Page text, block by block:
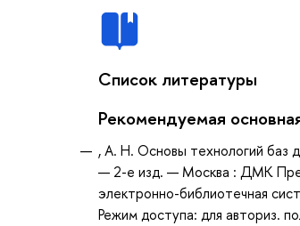
Список литературы
Рекомендуемая
, А. Н. Основы технологий баз
— 2-е изд. — Москва : ДМК
электронно-библиотечная
Режим доступа: для авториз.